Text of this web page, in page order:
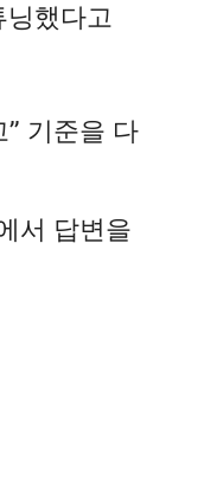
했다고
” 기준을 다
서 답변을